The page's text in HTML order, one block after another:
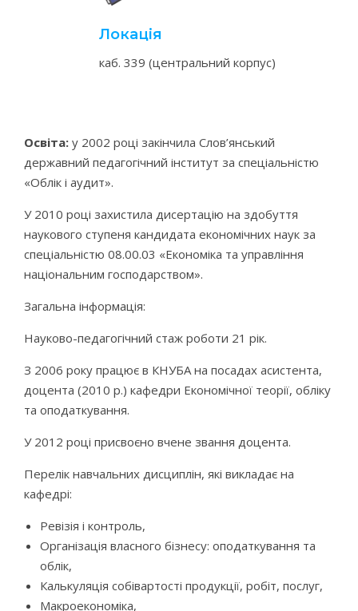
Локація
каб. 339 (центральний корпус)
Освіта: у 2002 році закінчила Слов’янський
державний педагогічний інститут за спеціальністю
«Облік і аудит».
У 2010 році захистила дисертацію на здобуття
наукового ступеня кандидата економічних наук за
спеціальністю 08.00.03 «Економіка та управління
національним господарством».
Загальна інформація:
Науково-педагогічний стаж роботи 21 рік.
З 2006 року працює в КНУБА на посадах асистента,
доцента (2010 р.) кафедри Економічної теорії, обліку
та оподаткування.
У 2012 році присвоєно вчене звання доцента.
Перелік навчальних дисциплін, які викладає на
кафедрі:
Ревізія і контроль,
Організація власного бізнесу: оподаткування та
облік,
Калькуляція собівартості продукції, робіт, послуг,
Макроекономіка,